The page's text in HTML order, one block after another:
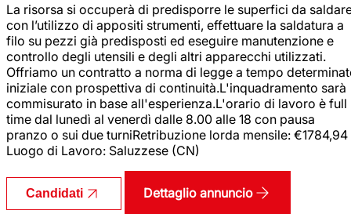
La risorsa si occuperà di predisporre le superfici da
con l’utilizzo di appositi strumenti, effettuare la saldatura a
filo su pezzi già predisposti ed eseguire manutenzione e
controllo degli utensili e degli altri apparecchi utilizzati.
Offriamo un contratto a norma di legge a tempo
iniziale con prospettiva di continuità.L'inquadramento sarà
commisurato in base all'esperienza.L'orario di lavoro è full
time dal lunedì al venerdì dalle 8.00 alle 18 con pausa
pranzo o sui due turniRetribuzione lorda mensile: €1784,94
Luogo di Lavoro: Saluzzese (CN)
Candidati Dettaglio annuncio